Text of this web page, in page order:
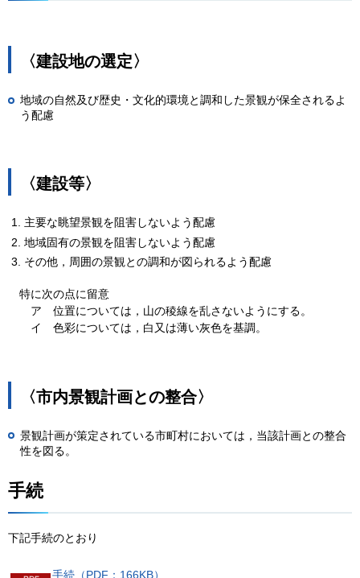
〈建設地の選定〉
地域の自然及び歴史・文化的環境と調和した景観が保全されるよ
う配慮
〈建設等〉
主要な眺望景観を阻害しないよう配慮
地域固有の景観を阻害しないよう配慮
その他，周囲の景観との調和が図られるよう配慮
特に次の点に留意
ア
位置については， 山の稜線を乱さないようにする。
イ
色彩については， 白又は薄い灰色を基調。
〈市内景観計画との整合〉
景観計画が策定されている市町村においては，当該計画との整合
性を図る。
手続
下記手続のとおり
手続（PDF：166KB）